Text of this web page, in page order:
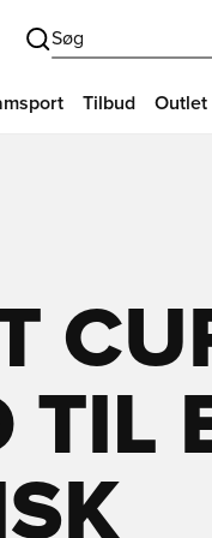
Søg
Tilbud Outlet